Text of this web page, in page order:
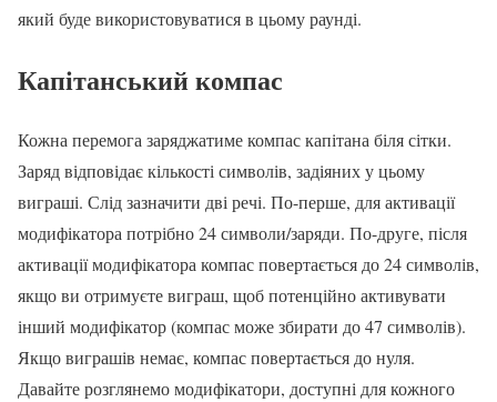
який буде використовуватися в цьому раунді.
Капітанський компас
Кожна перемога заряджатиме компас капітана біля сітки.
Заряд відповідає кількості символів, задіяних у цьому
виграші. Слід зазначити дві речі. По-перше, для активації
модифікатора потрібно 24 символи/заряди. По-друге, після
активації модифікатора компас повертається до 24 символів,
якщо ви отримуєте виграш, щоб потенційно активувати
інший модифікатор (компас може збирати до 47 символів).
Якщо виграшів немає, компас повертається до нуля.
Давайте розглянемо модифікатори, доступні для кожного